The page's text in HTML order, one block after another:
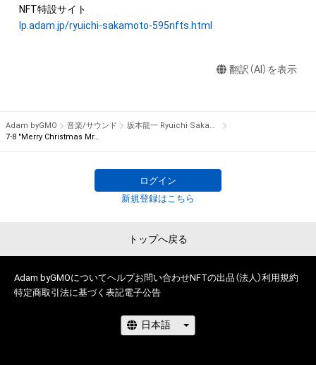
one by one and converted into a unique NFT.
note is numbered for each bar, composing a total of 595
There is only one item for each note in the world, being the
first NFT by Ryuichi Sakamoto.
Furthermore, the owners of this collectible NFT item can join
the auction for “NFT for the rights to obtain “Merry
Christmas Mr. Lawrence” by Ryuichi Sakamoto handwritten
buyer benefit for this NFT is the limited download link for WAV
file of the full version of “Merry Christmas Mr. Lawrence -
2021”, which will be sent via email at a later date.
The part “X-X” added to the beginning of the NFT item name
represents the bar number and the note number within the
ースエンジニアリングを含みますが、これらに限りません。)を
行うことはできません。
瑕疵（安全性、信頼性、正確性、完全性、有効性、特定の目的への
ることを保証するものでなく、当該瑕疵又は購入者等が使用す
るコンピューター、回線、ソフトウェア若しくはプラットフォー
ないものとします。また当社は、本サービスに関して、購入者等
と第三者との間において生じた取引、連絡または紛争等につい
て一切責任を負わないものとします。
責が制限される場合、株式会社幻冬舎の責任は、債務不履行また
賠償金額の上限は、本ＮＦＴに関して株式会社幻冬舎が最初に
購入者から販売代金として受領した金額とします。ただし、当
社の故意又は重過失に起因する場合はこれらの限定を設けずに
賠償をするものとします。
lp.adam.jp/ryuichi-sakamoto-595nfts.html
翻訳（AI）を表示
Adam byGMO 音楽/サウンド
坂本龍一 Ryuichi Sakamoto
7-8 "Merry Christmas Mr. Lawrence" Ryuichi Sakamoto 坂本 龍一
ログイン
新規登録はこちら
トップへ戻る
Adam byGMOについてヘルプお問い合わせNFTの出品（法人）利用規約
特定商取引法に基づく表記電子公告